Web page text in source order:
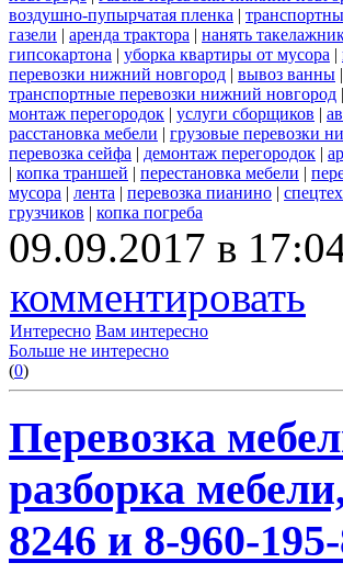
воздушно-пупырчатая пленка |
газели | аренда трактора | нанять
гипсокартона | уборка квартиры от мусора |
перевозки нижний новгород | вывоз ванны |
транспортные перевозки нижний новгород |
монтаж перегородок | услуги сборщиков |
расстановка мебели | грузовые перевозки
перевозка сейфа | демонтаж перегородок |
| копка траншей | перестановка мебели |
мусора | лента | перевозка пианино |
грузчиков | копка погреба
09.09.2017 в
комментировать
Интересно Вам интересно
Больше не интересно
(0)
Перевозка
разборка
8246 и 8-960-